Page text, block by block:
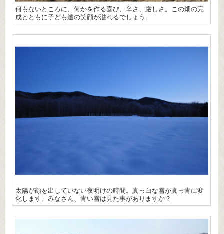
何もないところに、何かを作る喜び、辛さ、厳しさ。この畑の完
成とともに子ども達の笑顔が溢れるでしょう。
太陽が顔を出していない夜明けの時間。真っ白な雪が真っ青に変
化します。みなさん、青い雪は見た事がありますか？